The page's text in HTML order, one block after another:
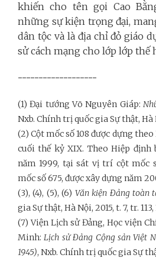
khiến cho tên gọi Cao
những sự kiện trọng đại,
dân tộc và là địa chỉ đỏ giáo
sử cách mạng cho lớp lớp thế
-------------------
(1) Đại tướng Võ Nguyên Giáp:
Nxb. Chính trị quốc gia Sự thật, Hà
(2) Cột mốc số 108 được dựng
cuối thế kỷ XIX. Theo Hiệp
năm 1999, tại sát vị trí cột mốc
mốc số 675, được xây dựng năm
(3), (4), (5), (6) Văn kiện Đảng toàn
gia Sự thật, Hà Nội, 2015, t. 7, tr. 113,
(7) Viện Lịch sử Đảng, Học viện
Minh:Lịch sử Đảng Cộng sản Việt
1945), Nxb. Chính trị quốc gia Sự